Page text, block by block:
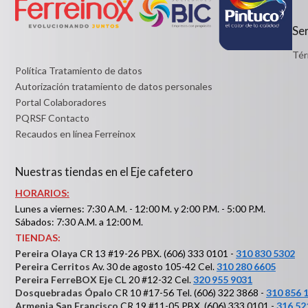
Política Tratamiento de datos
Autorización tratamiento de datos personales
Portal Colaboradores
PQRSF Contacto
Recaudos en línea Ferreinox
Nuestras tiendas en el Eje cafetero
HORARIOS:
Lunes a viernes: 7:30 A.M. - 12:00 M. y 2:00 P.M. - 5:00 P.M.
Sábados: 7:30 A.M. a 12:00 M.
TIENDAS:
Pereira Olaya CR 13 #19-26 PBX. (606) 333 0101 - 310 830 5302
Pereira Cerritos Av. 30 de agosto 105-42 Cel.310 280 6605
Pereira FerreBOX EjeCL 20 #12-32 Cel.320 955 9031
Dosquebradas Ópalo CR 10 #17-56 Tel. (606) 322 3868 - 310 856
Armenia San Francisco CR 19 #11-05 PBX. (606) 333 0101 - 316